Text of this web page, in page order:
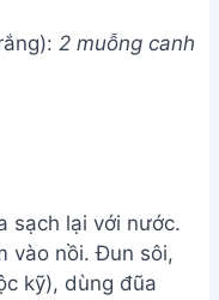
2 muỗng canh
sạch lại với nước.
vào nồi. Đun sôi,
kỹ), dùng đũa